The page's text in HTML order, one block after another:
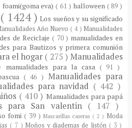
foami(goma eva)( 61 ) halloween ( 89 )
( 1424 )Los sueños y su significado
Año Nuevo ( 4 ) Manualidades
de Reciclaje ( 70 ) manualidades en
para Bautizos y primera comunión
el hogar ( 275 )Manualidades
manualidades para la casa ( 91 )
( 46 )Manualidades para
para navidad ( 442 )
( 410 ) Manualidades para papá
para San valentin ( 147 )
fomi ( 39 )Mascarillas caseras ( 2 ) Moda
( 7 ) Moños y diademas de listón ( 3 )